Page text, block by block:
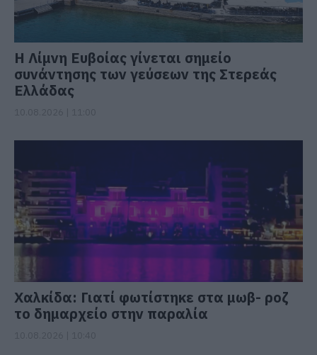
Η Λίμνη Ευβοίας γίνεται σημείο
συνάντησης των γεύσεων της Στερεάς
Ελλάδας
Χαλκίδα: Γιατί φωτίστηκε στα μωβ- ροζ
το δημαρχείο στην παραλία